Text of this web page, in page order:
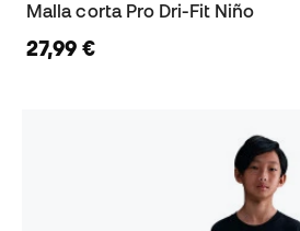
Malla corta Pro Dri-Fit Niño
27,99 €